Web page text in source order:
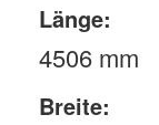
Länge:
4506 mm
Breite: